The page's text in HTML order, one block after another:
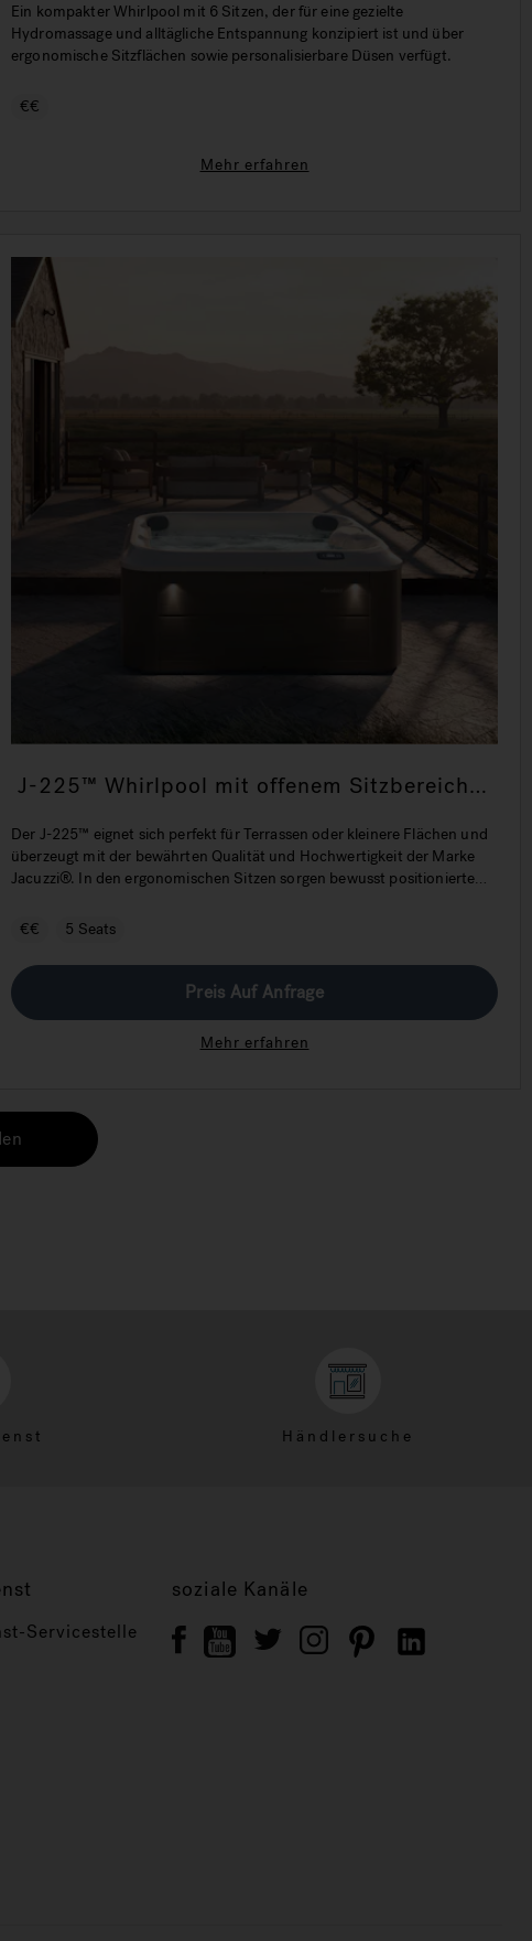
Ein kompakter Whirlpool mit 6 Sitzen, der für eine gezielte
Hydromassage und alltägliche Entspannung konzipiert ist und über
ergonomische Sitzflächen sowie personalisierbare Düsen verfügt.
€€
Mehr erfahren
J-225™ Whirlpool mit offenem Sitzbereich
Der J-225™ eignet sich perfekt für Terrassen oder kleinere Flächen und
überzeugt mit der bewährten Qualität und Hochwertigkeit der Marke
Jacuzzi®. In den ergonomischen Sitzen sorgen bewusst positionierte
€€
5 Seats
Preis Auf Anfrage
Mehr erfahren
Händlersuche
Servicestelle
soziale Kanäle